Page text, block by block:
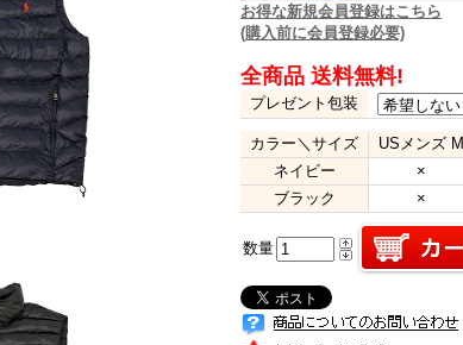
お得な新規会員登録はこちら
(購入前に会員登録必要)
全商品 送料無料!
プレゼント包装
カラー＼サイズ USメンズ M
ネイビー
×
ブラック
×
数量